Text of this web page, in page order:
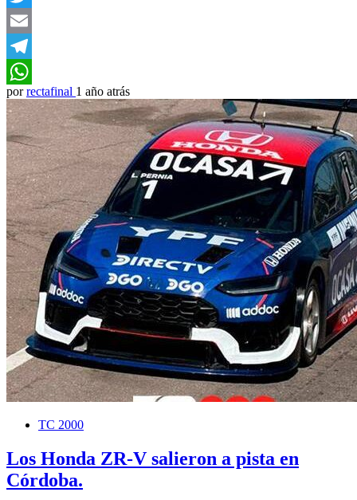
Twitter
Email
Telegram
WhatsApp
por rectafinal 1 año atrás
TC 2000
Los Honda ZR-V salieron a pista en
Córdoba.